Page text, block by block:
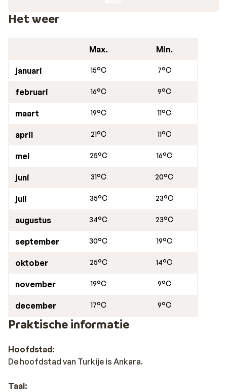
beschikt, worden de houten plateaus die in de
avonduren als terrassen gebruikt worden leeggeruimd.
de baai zorgt ervoor dat je hier alle ruimte hebt om
Het weer
Max. Min.
januari 15°C 7°C
februari 16°C 9°C
maart 19°C 11°C
april 21°C 11°C
mei 25°C 16°C
juni 31°C 20°C
juli 35°C 23°C
augustus 34°C 23°C
september 30°C 19°C
oktober 25°C 14°C
november 19°C 9°C
december 17°C 9°C
Praktische informatie
Hoofdstad:
De hoofdstad van Turkije is Ankara.
Taal: